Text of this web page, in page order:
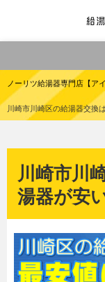
ノーリツ給湯器専門店【ア
川崎市川崎区の給湯器交換
川崎市川
湯器が安